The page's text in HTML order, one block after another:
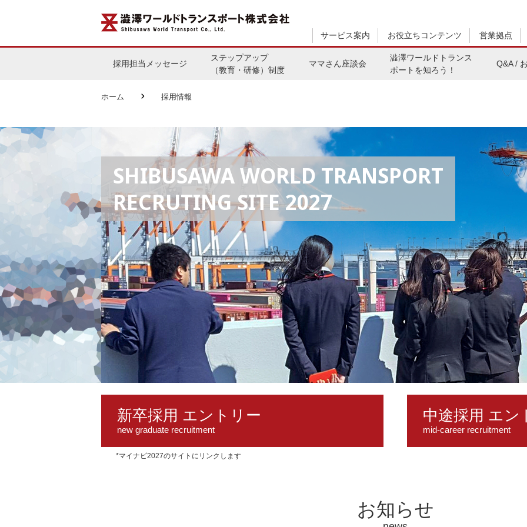
サービス案内 お役立ちコンテンツ 営業拠点
採用担当メッセージ
ステップアップ
（教育・研修）制度
ママさん座談会
澁澤ワールドトランス
ポートを知ろう！
Q&A /
ホーム 採用情報
SHIBUSAWA WORLD TRANSPORT
RECRUTING SITE 2027
新卒採用 エントリー
*マイナビ2027のサイトにリンクします
中途採用 エン
お知らせ